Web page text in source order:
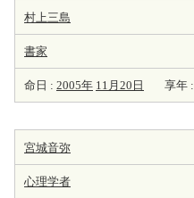
村上三島
書家
命日 : 2005年 11月20日 享年 :
宮城音弥
心理学者